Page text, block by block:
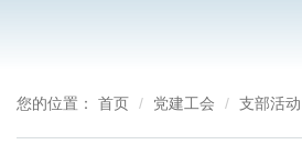
告
中
建
办
您的位置： 首页 党建工会 支部活动